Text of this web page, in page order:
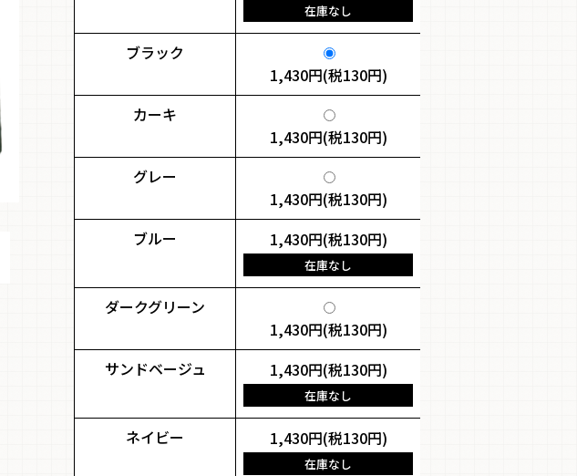
在庫なし
ブラック
1,430円(税130円)
カーキ
1,430円(税130円)
グレー
1,430円(税130円)
ブルー
1,430円(税130円)
在庫なし
ダークグリーン
1,430円(税130円)
サンドベージュ
1,430円(税130円)
在庫なし
ネイビー 1,430円(税130円)
在庫なし